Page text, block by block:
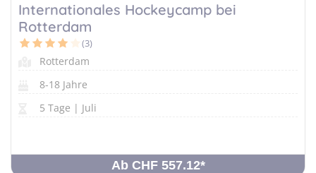
Internationales Hockeycamp bei
Rotterdam
(3)
Rotterdam
8-18 Jahre
5 Tage | Juli
Ab CHF 557.12*